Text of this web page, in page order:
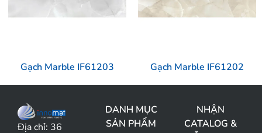
Gạch Marble IF61203 Gạch Marble IF61202
Địa chỉ: 36
DANH MỤC
SẢN PHẨM
NHẬN
CATALOG &